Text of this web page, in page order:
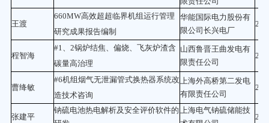
王渡
660MW高效超超临界机组运行管理
研究成果报告编制
华能国际电力股份有
限公司长兴电厂
28
程智海
#1、2锅炉结焦、偏烧、飞灰炉渣含
碳量高治理
山西鲁晋王曲发电有
限责任公司
27
曹绛敏
#6机组烟气无泄漏管式换热器系统改
造技术咨询
上海外高桥第二发电
有限责任公司
张建平
钠硫电池热电解析及安全评价软件的 上海电气钠硫储能技
22